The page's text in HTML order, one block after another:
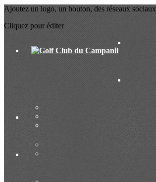
Ajoutez un logo, un bouton, des réseaux sociaux
Cliquez pour éditer